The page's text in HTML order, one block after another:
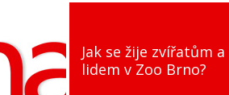
Jak se žije zvířatům a
lidem v Zoo Brno?